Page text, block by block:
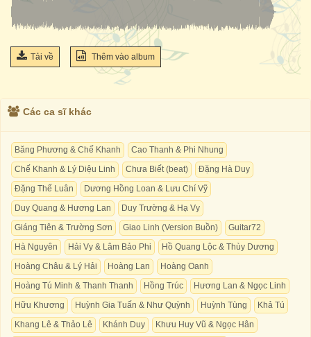
Tải về Thêm vào album
Các ca sĩ khác
Băng Phương & Chế Khanh
Cao Thanh & Phi Nhung
Chế Khanh & Lý Diệu Linh
Chưa Biết (beat)
Đặng Hà Duy
Đặng Thế Luân
Dương Hồng Loan & Lưu Chí Vỹ
Duy Quang & Hương Lan
Duy Trường & Hạ Vy
Giáng Tiên & Trường Sơn
Giao Linh (Version Buồn)
Guitar72
Hà Nguyên
Hải Vy & Lâm Bảo Phi
Hồ Quang Lộc & Thùy Dương
Hoàng Châu & Lý Hải
Hoàng Lan
Hoàng Oanh
Hoàng Tú Minh & Thanh Thanh
Hồng Trúc
Hương Lan & Ngọc Linh
Hữu Khương
Huỳnh Gia Tuấn & Như Quỳnh Huỳnh Tùng
Khả Tú
Khang Lê & Thảo Lê
Khánh Duy
Khưu Huy Vũ & Ngọc Hân